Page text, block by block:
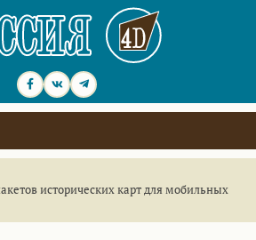
исторических карт для мобильных